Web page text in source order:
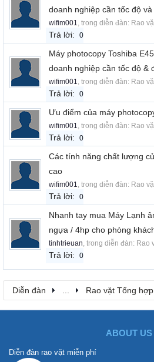
doanh nghiệp cần tốc độ và
wifim001 , trong diễn đàn: Rao
Trả lời: 0
Máy photocopy Toshiba
doanh nghiệp cần tốc độ &
wifim001 , trong diễn đàn: Rao
Trả lời: 0
Ưu điểm của máy
wifim001 , trong diễn đàn: Rao
Trả lời: 0
Các tính năng chất lượng
cao
wifim001 , trong diễn đàn: Rao
Trả lời: 0
Nhanh tay mua Máy Lạnh
ngựa / 4hp cho phòng
tinhtrieuan , trong diễn đàn: Rao
Trả lời: 0
Diễn đàn Rao vặt Tổng hợp
ABOUT US
Diễn đàn rao vặt miễn phí